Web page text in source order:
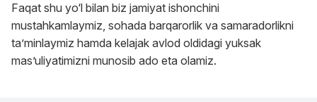
Faqat shu yo‘l bilan biz jamiyat ishonchini
mustahkamlaymiz, sohada barqarorlik va samaradorlikni
ta’minlaymiz hamda kelajak avlod oldidagi yuksak
mas’uliyatimizni munosib ado eta olamiz.